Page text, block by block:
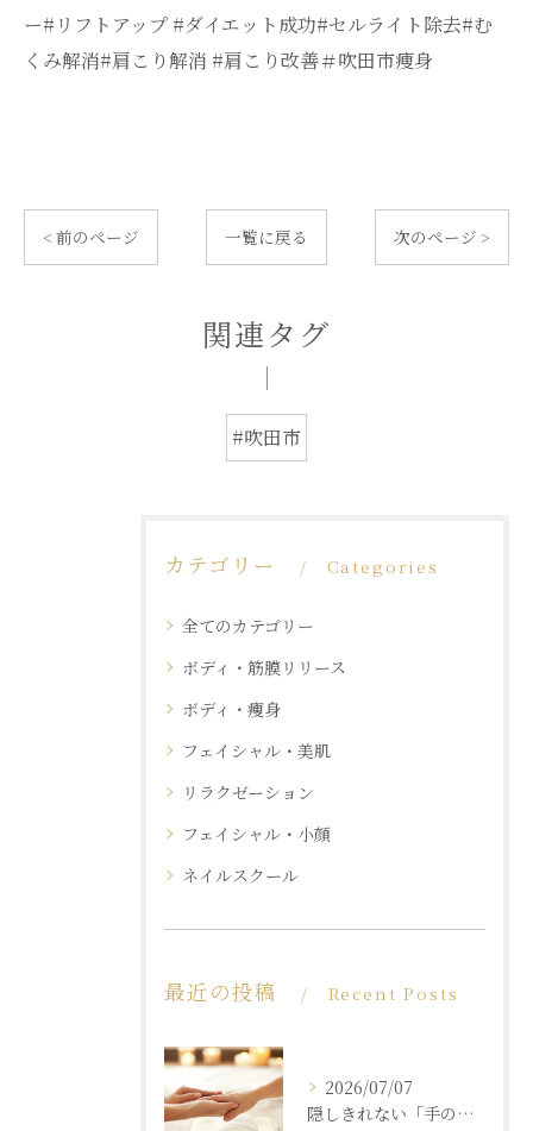
ー#リフトアップ #ダイエット成功#セルライト除去#む
くみ解消#肩こり解消 #肩こり改善＃吹田市痩身
< 前のページ 一覧に戻る 次のページ >
関連タグ
#吹田市
カテゴリー Categories
全てのカテゴリー
ボディ・筋膜リリース
ボディ・痩身
フェイシャル・美肌
リラクゼーション
フェイシャル・小顔
ネイルスクール
最近の投稿 Recent Posts
2026/07/07
隠しきれない「手の老化」を根本ケア！ふっくら若々しい手肌を取り戻す本格ハンドエステ